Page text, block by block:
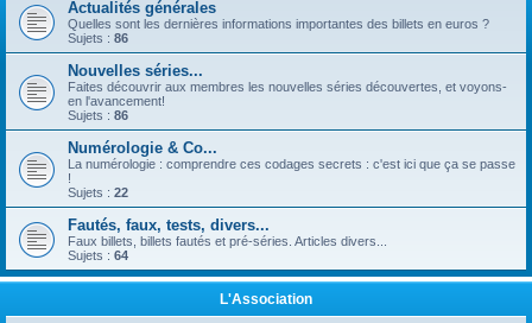
Actualités générales
Quelles sont les dernières informations importantes des billets en euros ?
Sujets : 86
Nouvelles séries...
Faites découvrir aux membres les nouvelles séries découvertes, et voyons-
en l'avancement!
Sujets : 86
Numérologie & Co...
La numérologie : comprendre ces codages secrets : c'est ici que ça se passe
!
Sujets : 22
Fautés, faux, tests, divers...
Faux billets, billets fautés et pré-séries. Articles divers...
Sujets : 64
L'Association